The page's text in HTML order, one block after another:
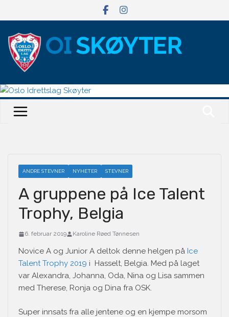
ANDRE STEVNER NYHETER STEVNER
A gruppene på Ice Talent
Trophy, Belgia
6. februar 2019 Karoline Røed Tønnesen
Novice A og Junior A deltok denne helgen på Ice
Talent Trophy 2019 i Hasselt, Belgia. Med på laget
var Alexandra, Johanna, Oda, Nina og Lisa sammen
med Therese, Ronja og Dina fra OSK.
Super innsats fra alle jentene og en kjempe morsom